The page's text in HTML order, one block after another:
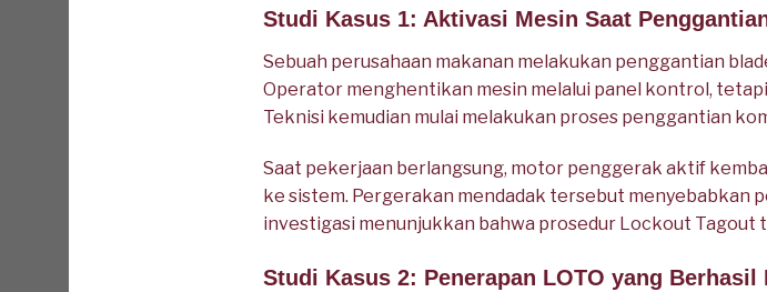
Studi Kasus 1: Aktivasi Mesin Saat
Sebuah perusahaan makanan melakukan penggantian
Operator menghentikan mesin melalui panel kontrol,
Teknisi kemudian mulai melakukan proses penggantian
Saat pekerjaan berlangsung, motor penggerak aktif
ke sistem. Pergerakan mendadak tersebut menyebabkan
investigasi menunjukkan bahwa prosedur Lockout
Studi Kasus 2: Penerapan LOTO yang